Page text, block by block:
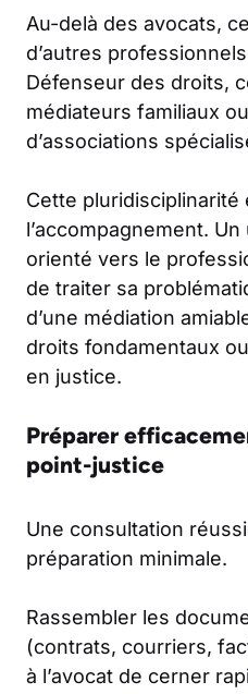
Au-delà des avocats,
d’autres
Défenseur des droits,
médiateurs familiaux
d’associations
Cette pluridisciplinarité
l’accompagnement.
orienté vers le
de traiter sa
d’une médiation
droits fondamentaux
en justice.
Préparer
point-justice
Une consultation
préparation minimale.
Rassembler les
(contrats, courriers,
à l’avocat de cerner